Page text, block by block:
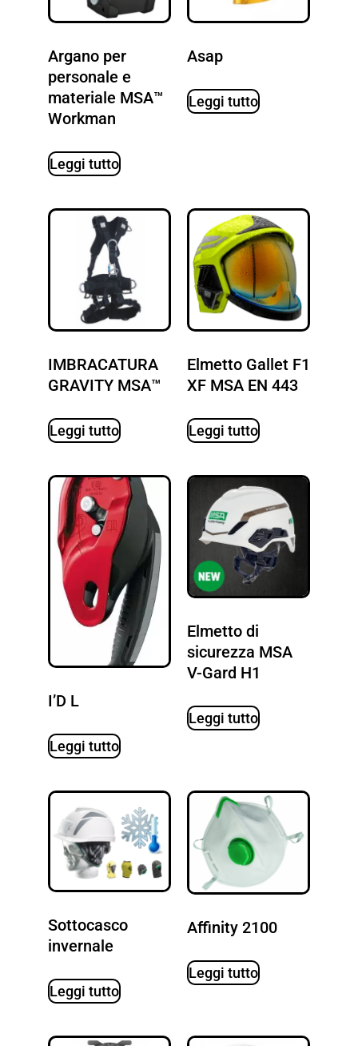
Argano per
personale e
materiale MSA™
Workman
Leggi tutto
Asap
Leggi tutto
IMBRACATURA
GRAVITY MSA™
Leggi tutto
Elmetto Gallet F1
XF MSA EN 443
Leggi tutto
I’D L
Leggi tutto
Elmetto di
sicurezza MSA
V-Gard H1
Leggi tutto
Sottocasco
invernale
Leggi tutto
Affinity 2100
Leggi tutto